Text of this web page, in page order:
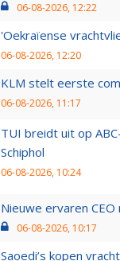
06-08-2026, 12:22
'Oekraïense
06-08-2026, 12:20
KLM stelt eerste
06-08-2026, 11:17
TUI breidt uit op
Schiphol
06-08-2026, 10:24
Nieuwe ervaren
06-08-2026, 10:17
Saoedi’s kopen